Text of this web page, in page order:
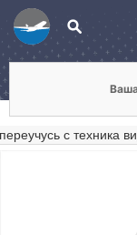
переучусь с техника